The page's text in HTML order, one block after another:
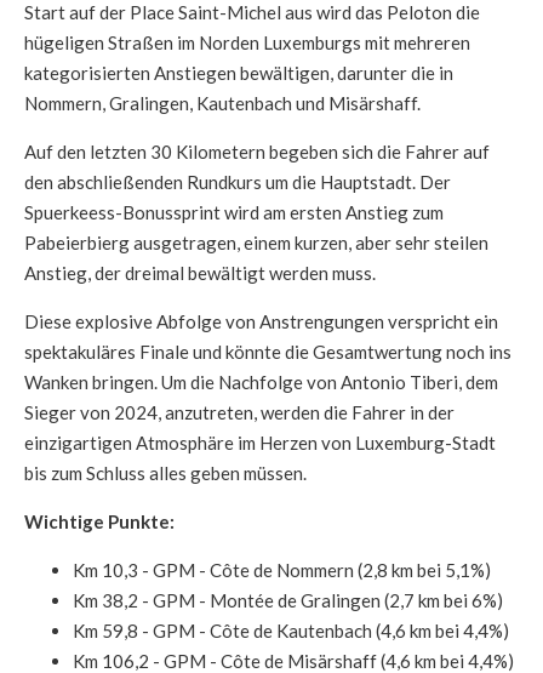
Start auf der Place Saint-Michel aus wird das Peloton die
hügeligen Straßen im Norden Luxemburgs mit mehreren
kategorisierten Anstiegen bewältigen, darunter die in
Nommern, Gralingen, Kautenbach und Misärshaff.
Auf den letzten 30 Kilometern begeben sich die Fahrer auf
den abschließenden Rundkurs um die Hauptstadt. Der
Spuerkeess-Bonussprint wird am ersten Anstieg zum
Pabeierbierg ausgetragen, einem kurzen, aber sehr steilen
Anstieg, der dreimal bewältigt werden muss.
Diese explosive Abfolge von Anstrengungen verspricht ein
spektakuläres Finale und könnte die Gesamtwertung noch ins
Wanken bringen. Um die Nachfolge von Antonio Tiberi, dem
Sieger von 2024, anzutreten, werden die Fahrer in der
einzigartigen Atmosphäre im Herzen von Luxemburg-Stadt
bis zum Schluss alles geben müssen.
Wichtige Punkte:
Km 10,3 - GPM - Côte de Nommern (2,8 km bei 5,1%)
Km 38,2 - GPM - Montée de Gralingen (2,7 km bei 6%)
Km 59,8 - GPM - Côte de Kautenbach (4,6 km bei 4,4%)
Km 106,2 - GPM - Côte de Misärshaff (4,6 km bei 4,4%)